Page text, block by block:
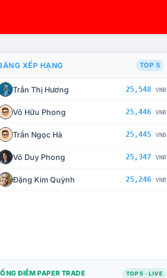
CHẾ TÀI XỬ LÝ VI PHẠM
XẾP HẠNG TOP 5
Trần Thị Hương 25,548 VNĐ
Võ Hữu Phong 25,446 VNĐ
Trần Ngọc Hà 25,445 VNĐ
Võ Duy Phong 25,347 VNĐ
Đặng Kim Quỳnh 25,246 VNĐ
ĐIỂM PAPER TRADE TOP 5 · LIVE